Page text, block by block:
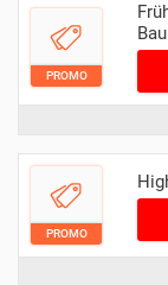
PROMO
PROMO